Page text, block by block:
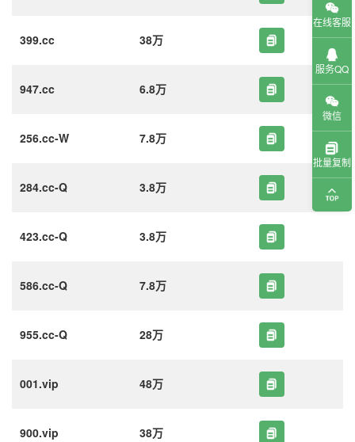
399.cc 38万
947.cc 6.8万
256.cc-W 7.8万
284.cc-Q 3.8万
423.cc-Q 3.8万
586.cc-Q 7.8万
955.cc-Q 28万
001.vip 48万
900.vip 38万
在线客服
服务QQ
微信
批量复制